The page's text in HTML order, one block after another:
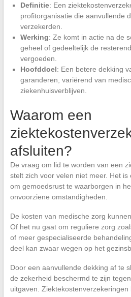
Definitie: Een
profitorganisatie die aanvullende
verzekerden.
Werking: Ze komt in actie na de
geheel of gedeeltelijk de
vergoeden.
Hoofddoel: Een betere dekking
garanderen, variërend van
ziekenhuisverblijven.
Waarom een
afsluiten?
De vraag om lid te worden van een
stelt zich voor velen niet meer. Het
om gemoedsrust te waarborgen in
onvoorziene omstandigheden.
De kosten van medische zorg
Of het nu gaat om reguliere zorg
of meer gespecialiseerde
deel kan zwaar wegen op het
Door een aanvullende dekking af te
de zekerheid beschermd te zijn
uitgaven.